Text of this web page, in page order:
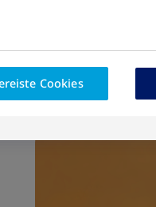
Cookies